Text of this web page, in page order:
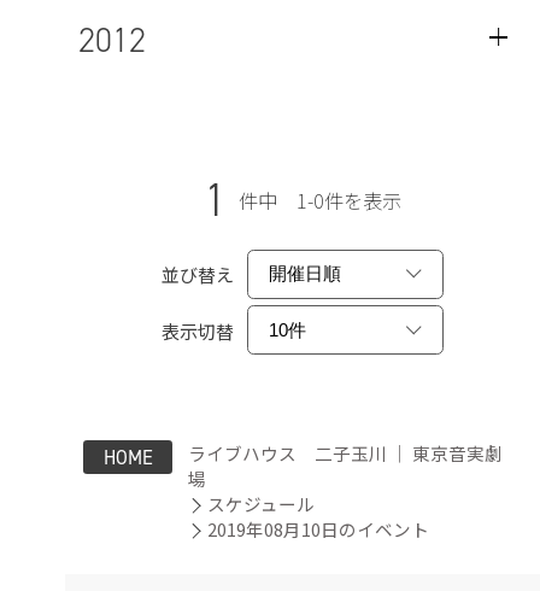
2012
1 件中 1-0件を表示
並び替え
表示切替
HOME
ライブハウス 二子玉川 ｜ 東京音実劇
場
スケジュール
2019年08月10日のイベント